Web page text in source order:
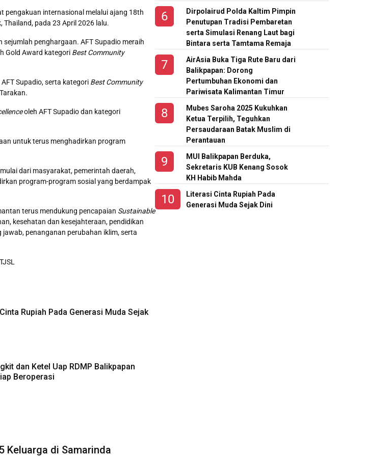
pengakuan internasional melalui ajang 18th
Thailand, pada 23 April 2026 lalu.
penghargaan. AFT Supadio meraih
Gold Award kategori Best Community
AFT Supadio, serta kategori Best Community
oleh AFT Supadio dan kategori
untuk terus menghadirkan program
dari masyarakat, pemerintah daerah,
program-program sosial yang berdampak
terus mendukung pencapaian Sustainable
kesehatan dan kesejahteraan, pendidikan
penanganan perubahan iklim, serta
TJSL
Rupiah Pada Generasi Muda Sejak
dan Ketel Uap RDMP Balikpapan
Beroperasi
Keluarga di Samarinda
Dirpolairud Polda Kaltim Pimpin
Penutupan Tradisi Pembaretan
serta Simulasi Renang Laut bagi
Bintara serta Tamtama Remaja
AirAsia Buka Tiga Rute Baru dari
Balikpapan: Dorong
Pertumbuhan Ekonomi dan
Pariwisata Kalimantan Timur
Mubes Saroha 2025 Kukuhkan
Ketua Terpilih, Teguhkan
Persaudaraan Batak Muslim di
Perantauan
MUI Balikpapan Berduka,
Sekretaris KUB Kenang Sosok
KH Habib Mahda
Literasi Cinta Rupiah Pada
Generasi Muda Sejak Dini